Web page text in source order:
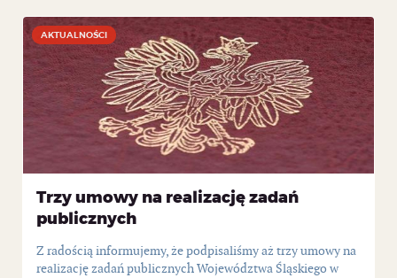
Trzy umowy na realizację zadań
publicznych
AKTUALNOŚCI
Z radością informujemy, że podpisaliśmy aż trzy umowy na
realizację zadań publicznych Województwa Śląskiego w
AKTUALNOŚCI